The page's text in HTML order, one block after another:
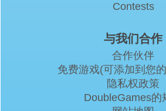
Contests
与我们合作
合作伙伴
免费游戏(可添加到您的
隐私权政策
DoubleGames的